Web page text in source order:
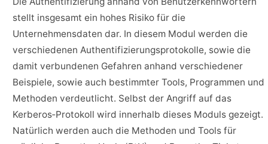
stellt insgesamt ein hohes Risiko für die
Unternehmensdaten dar. In diesem Modul werden die
verschiedenen Authentifizierungsprotokolle, sowie die
damit verbundenen Gefahren anhand verschiedener
Beispiele, sowie auch bestimmter Tools, Programmen und
Methoden verdeutlicht. Selbst der Angriff auf das
Kerberos‐Protokoll wird innerhalb dieses Moduls gezeigt.
Natürlich werden auch die Methoden und Tools für